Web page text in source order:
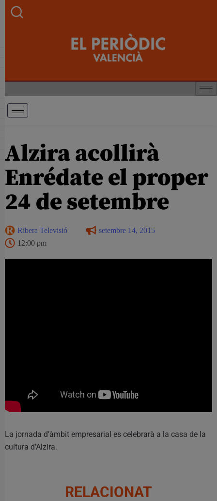
Alzira acollirà
Enrédate el proper
24 de setembre
Ribera Televisió
setembre 14, 2015
12:00 pm
La jornada d’àmbit empresarial es celebrarà a la casa de la
cultura d’Alzira.
RELACIONAT